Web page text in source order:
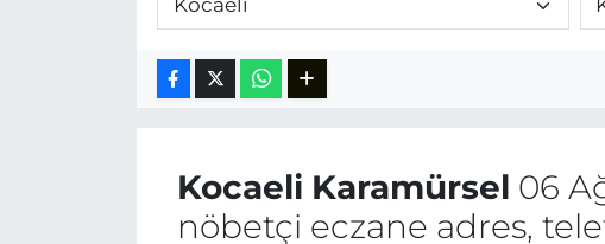
Kocaeli Karamürsel 06
nöbetçi eczane adres,